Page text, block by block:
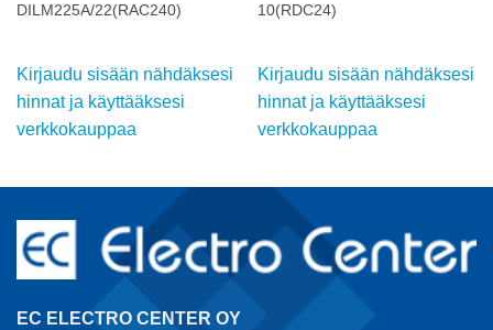
DILM225A/22(RAC240)
Kirjaudu sisään nähdäksesi
hinnat ja käyttääksesi
verkkokauppaa
10(RDC24)
Kirjaudu sisään nähdäksesi
hinnat ja käyttääksesi
verkkokauppaa
EC ELECTRO CENTER OY